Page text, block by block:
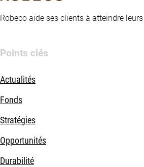
Robeco aide ses clients à atteindre
Points clés
Actualités
Fonds
Stratégies
Opportunités
Durabilité